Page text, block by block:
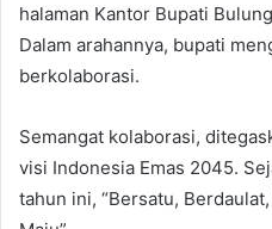
halaman Kantor Bupati
Dalam arahannya, bupati
berkolaborasi.
Semangat kolaborasi,
visi Indonesia Emas 2045.
tahun ini, “Bersatu,